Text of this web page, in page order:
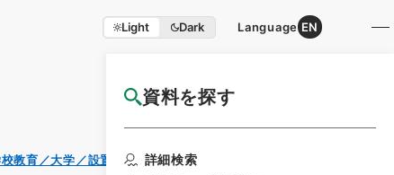
Light Dark Language EN
資料を探す
詳細検索
国立公文書館HP利用案内
教育／大学／設置学則／私立大学）